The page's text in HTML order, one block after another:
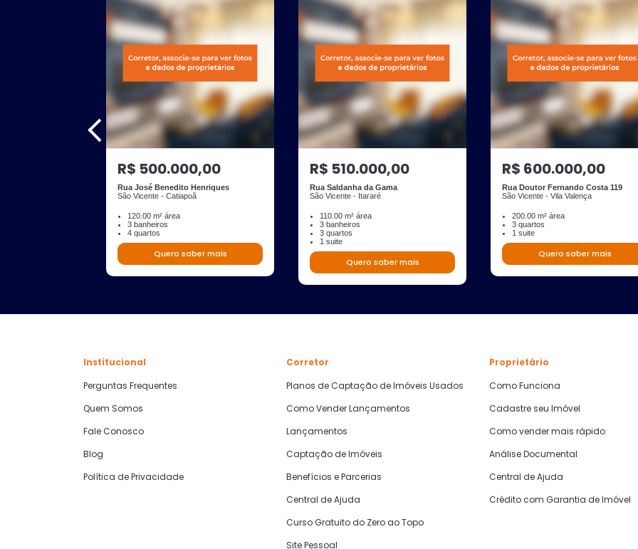
R$ 500.000,00
Rua José Benedito Henriques
São Vicente - Catiapoã
120.00 m² área
3 banheiros
4 quartos
Quero saber mais
R$ 510.000,00
Rua Saldanha da Gama
São Vicente - Itararé
110.00 m² área
3 banheiros
3 quartos
1 suite
Quero saber mais
R$ 600.000,00
Rua Doutor Fernando Costa 119
São Vicente - Vila Valença
200.00 m² área
3 quartos
1 suite
Quero saber mais
Institucional
Perguntas Frequentes
Quem Somos
Fale Conosco
Blog
Política de Privacidade
Corretor
Planos de Captação de Imóveis Usados
Como Vender Lançamentos
Lançamentos
Captação de Imóveis
Benefícios e Parcerias
Central de Ajuda
Curso Gratuito do Zero ao Topo
Site Pessoal
Proprietário
Como Funciona
Cadastre seu Imóvel
Como vender mais rápido
Análise Documental
Central de Ajuda
Crédito com Garantia de Imóvel